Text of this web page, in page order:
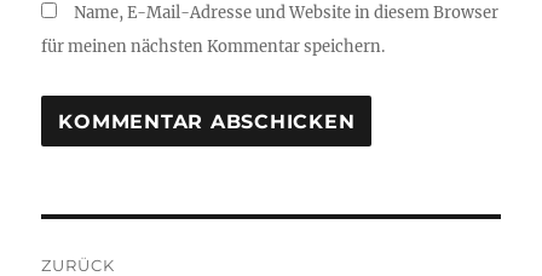
Name, E-Mail-Adresse und Website in diesem Browser
für meinen nächsten Kommentar speichern.
ZURÜCK